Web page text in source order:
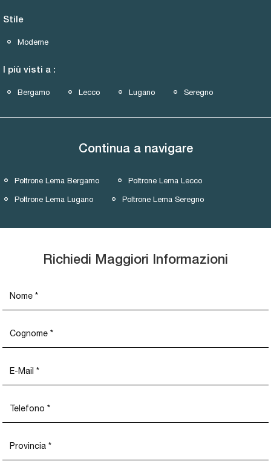
Stile
Moderne
I più visti a :
Bergamo Lecco Lugano Seregno
Continua a navigare
Poltrone Lema Bergamo Poltrone Lema Lecco
Poltrone Lema Lugano Poltrone Lema Seregno
Richiedi Maggiori Informazioni